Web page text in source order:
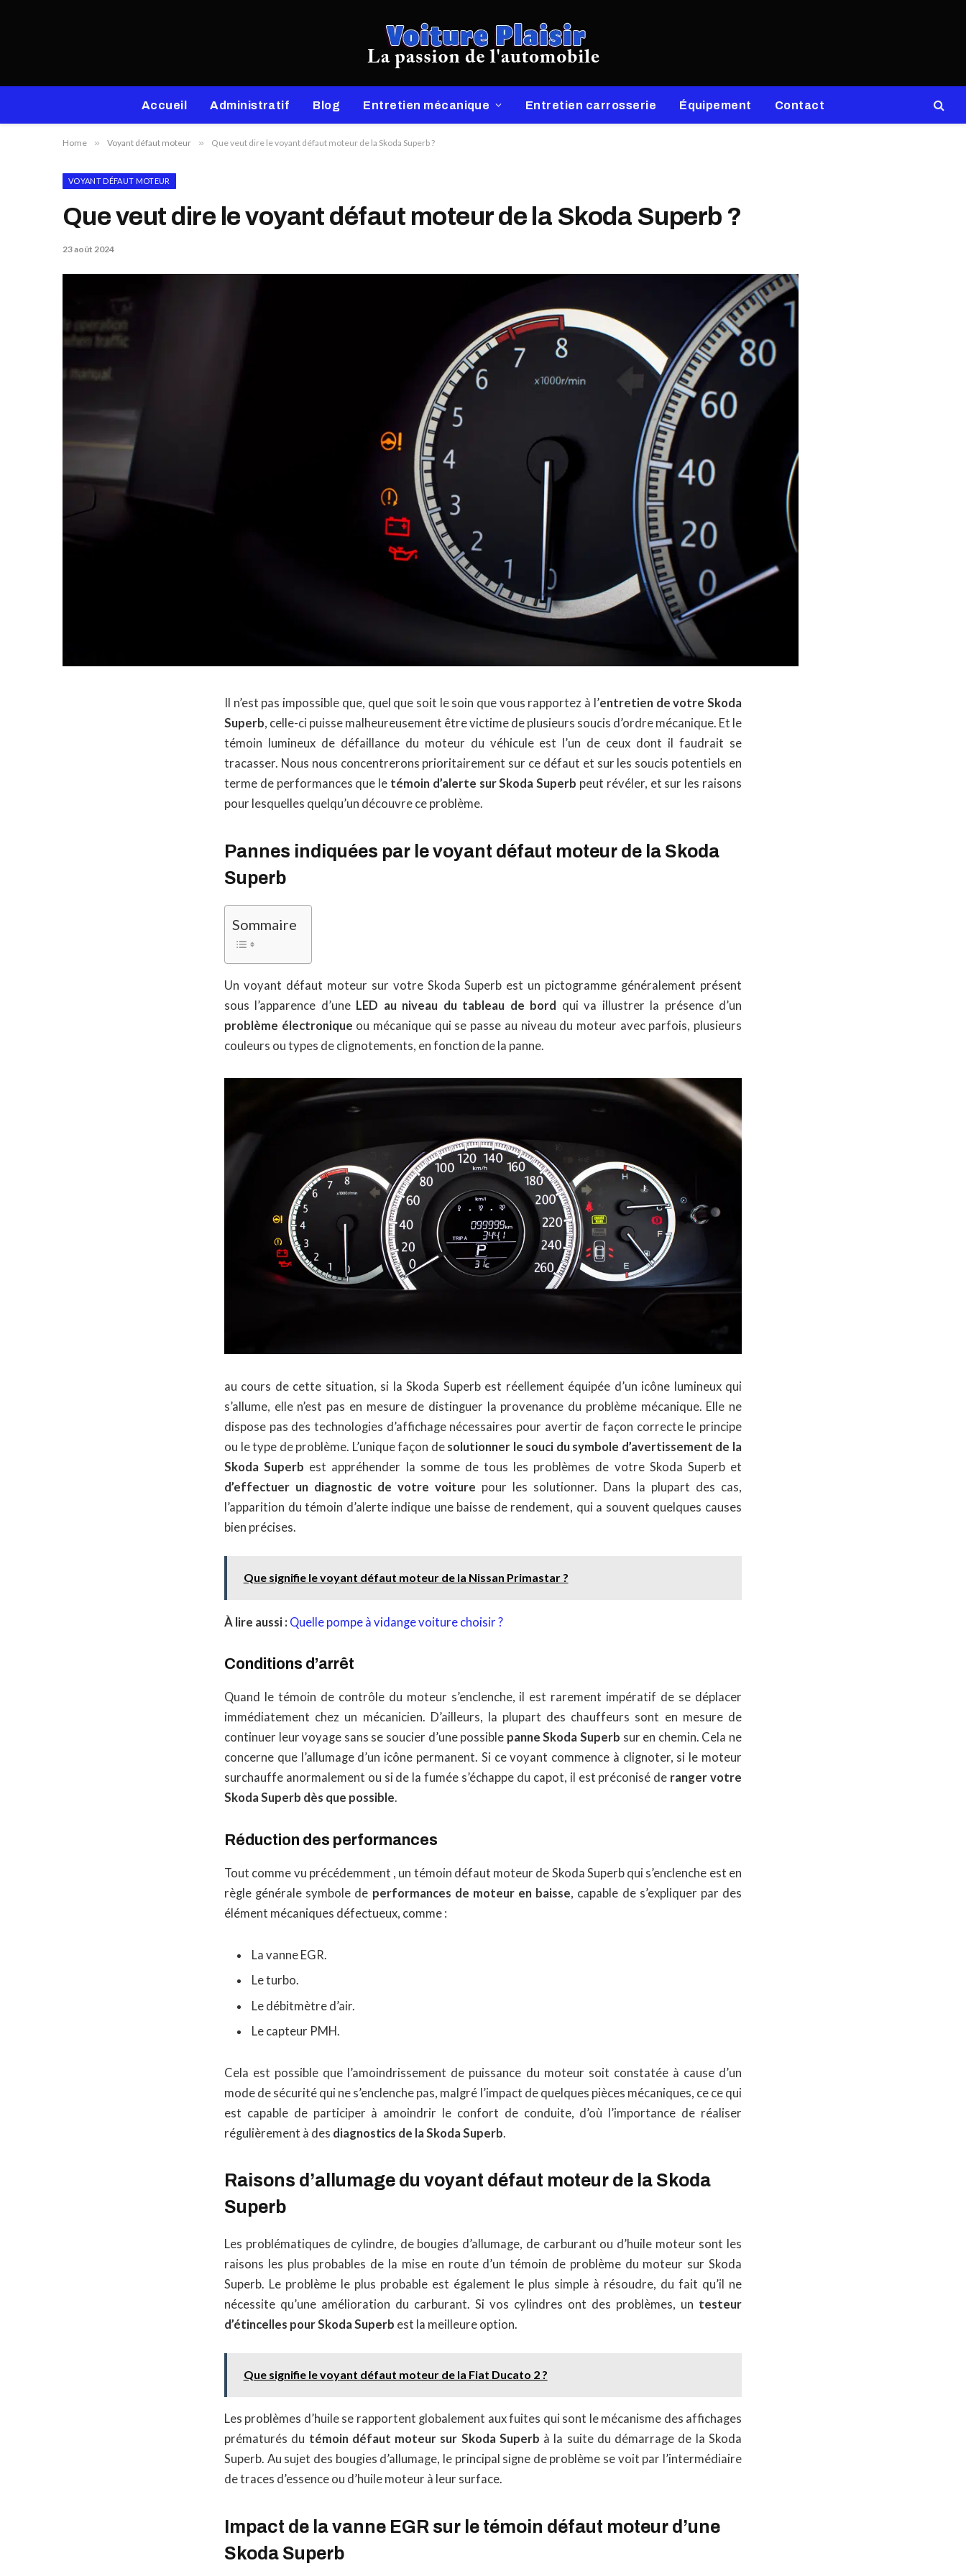
Accueil Administratif Blog Entretien mécanique Entretien carrosserie Équipement Contact
Home » Voyant défaut moteur » Que veut dire le voyant défaut moteur de la Skoda Superb ?
VOYANT DÉFAUT MOTEUR
Que veut dire le voyant défaut moteur de la Skoda Superb ?
23 août 2024
Il n’est pas impossible que, quel que soit le soin que vous rapportez à l’entretien de votre Skoda
Superb, celle-ci puisse malheureusement être victime de plusieurs soucis d’ordre mécanique. Et le
témoin lumineux de défaillance du moteur du véhicule est l’un de ceux dont il faudrait se
tracasser. Nous nous concentrerons prioritairement sur ce défaut et sur les soucis potentiels en
terme de performances que le témoin d’alerte sur Skoda Superb peut révéler, et sur les raisons
pour lesquelles quelqu’un découvre ce problème.
Pannes indiquées par le voyant défaut moteur de la Skoda
Superb
Sommaire
Un voyant défaut moteur sur votre Skoda Superb est un pictogramme généralement présent
sous l’apparence d’une LED au niveau du tableau de bord qui va illustrer la présence d’un
problème électronique ou mécanique qui se passe au niveau du moteur avec parfois, plusieurs
couleurs ou types de clignotements, en fonction de la panne.
au cours de cette situation, si la Skoda Superb est réellement équipée d’un icône lumineux qui
s’allume, elle n’est pas en mesure de distinguer la provenance du problème mécanique. Elle ne
dispose pas des technologies d’affichage nécessaires pour avertir de façon correcte le principe
ou le type de problème. L’unique façon desolutionner le souci du symbole d’avertissement de la
Skoda Superb est appréhender la somme de tous les problèmes de votre Skoda Superb et
d’effectuer un diagnostic de votre voiture pour les solutionner. Dans la plupart des cas,
l’apparition du témoin d’alerte indique une baisse de rendement, qui a souvent quelques causes
bien précises.
Que signifie le voyant défaut moteur de la Nissan Primastar ?
À lire aussi : Quelle pompe à vidange voiture choisir ?
Conditions d’arrêt
Quand le témoin de contrôle du moteur s’enclenche, il est rarement impératif de se déplacer
immédiatement chez un mécanicien. D’ailleurs, la plupart des chauffeurs sont en mesure de
continuer leur voyage sans se soucier d’une possible panne Skoda Superb sur en chemin. Cela ne
concerne que l’allumage d’un icône permanent. Si ce voyant commence à clignoter, si le moteur
surchauffe anormalement ou si de la fumée s’échappe du capot, il est préconisé de ranger votre
Skoda Superb dès que possible.
Réduction des performances
Tout comme vu précédemment , un témoin défaut moteur de Skoda Superb qui s’enclenche est en
règle générale symbole de performances de moteur en baisse, capable de s’expliquer par des
élément mécaniques défectueux, comme :
La vanne EGR.
Le turbo.
Le débitmètre d’air.
Le capteur PMH.
Cela est possible que l’amoindrissement de puissance du moteur soit constatée à cause d’un
mode de sécurité qui ne s’enclenche pas, malgré l’impact de quelques pièces mécaniques, ce ce qui
est capable de participer à amoindrir le confort de conduite, d’où l’importance de réaliser
régulièrement à des diagnostics de la Skoda Superb.
Raisons d’allumage du voyant défaut moteur de la Skoda
Superb
Les problématiques de cylindre, de bougies d’allumage, de carburant ou d’huile moteur sont les
raisons les plus probables de la mise en route d’un témoin de problème du moteur sur Skoda
Superb. Le problème le plus probable est également le plus simple à résoudre, du fait qu’il ne
nécessite qu’une amélioration du carburant. Si vos cylindres ont des problèmes, un testeur
d’étincelles pour Skoda Superb est la meilleure option.
Que signifie le voyant défaut moteur de la Fiat Ducato 2 ?
Les problèmes d’huile se rapportent globalement aux fuites qui sont le mécanisme des affichages
prématurés du témoin défaut moteur sur Skoda Superb à la suite du démarrage de la Skoda
Superb. Au sujet des bougies d’allumage, le principal signe de problème se voit par l’intermédiaire
de traces d’essence ou d’huile moteur à leur surface.
Impact de la vanne EGR sur le témoin défaut moteur d’une
Skoda Superb